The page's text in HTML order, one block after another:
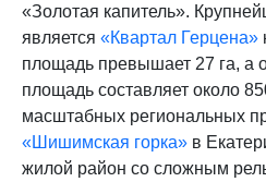
«Золотая капитель».
является «Квартал Герцена»
площадь превышает 27 га, а
площадь составляет около
масштабных региональных
«Шишимская горка» в
жилой район со сложным